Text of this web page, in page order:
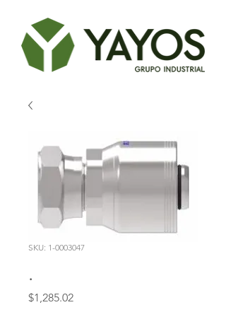
SKU: 1-0003047
.
$1,285.02Precio